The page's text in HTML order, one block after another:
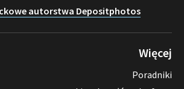
autorstwa Depositphotos
Więcej
Poradniki